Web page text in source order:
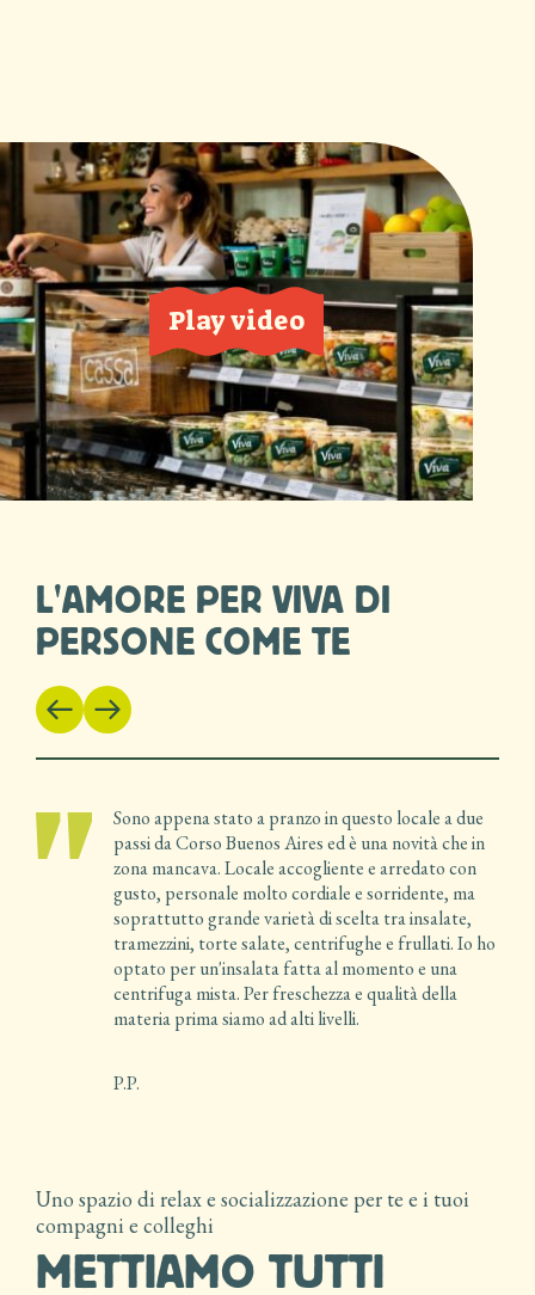
Play video
L'AMORE PER VIVA DI
PERSONE COME TE
Sono appena stato a pranzo in questo locale a due
passi da Corso Buenos Aires ed è una novità che in
zona mancava. Locale accogliente e arredato con
gusto, personale molto cordiale e sorridente, ma
soprattutto grande varietà di scelta tra insalate,
tramezzini, torte salate, centrifughe e frullati. Io ho
optato per un'insalata fatta al momento e una
centrifuga mista. Per freschezza e qualità della
materia prima siamo ad alti livelli.
P.P.
Uno spazio di relax e socializzazione per te e i tuoi
compagni e colleghi
METTIAMO TUTTI